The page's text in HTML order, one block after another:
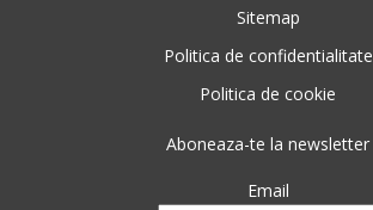
Sitemap
Politica de confidentialitate
Politica de cookie
Aboneaza-te la newsletter
Email